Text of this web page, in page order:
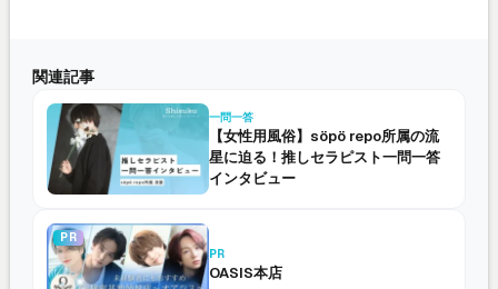
関連記事
一問一答
【女性用風俗】söpö repo所属の流
星に迫る！推しセラピスト一問一答
インタビュー
PR
PR
OASIS本店